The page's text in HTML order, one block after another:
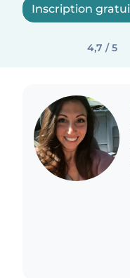
Inscription
4,7 / 5